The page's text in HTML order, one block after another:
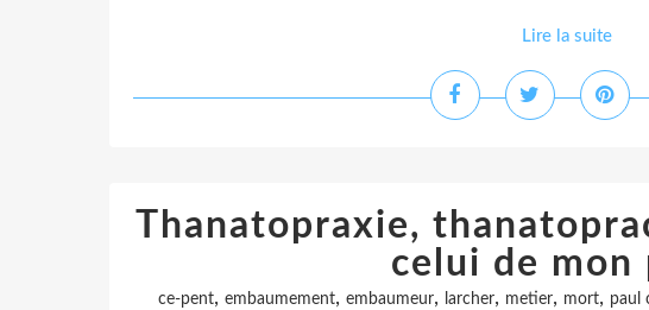
Lire la suite
Thanatopraxie,
celui de mon
ce-pent, embaumement, embaumeur, larcher, metier, mort, paul